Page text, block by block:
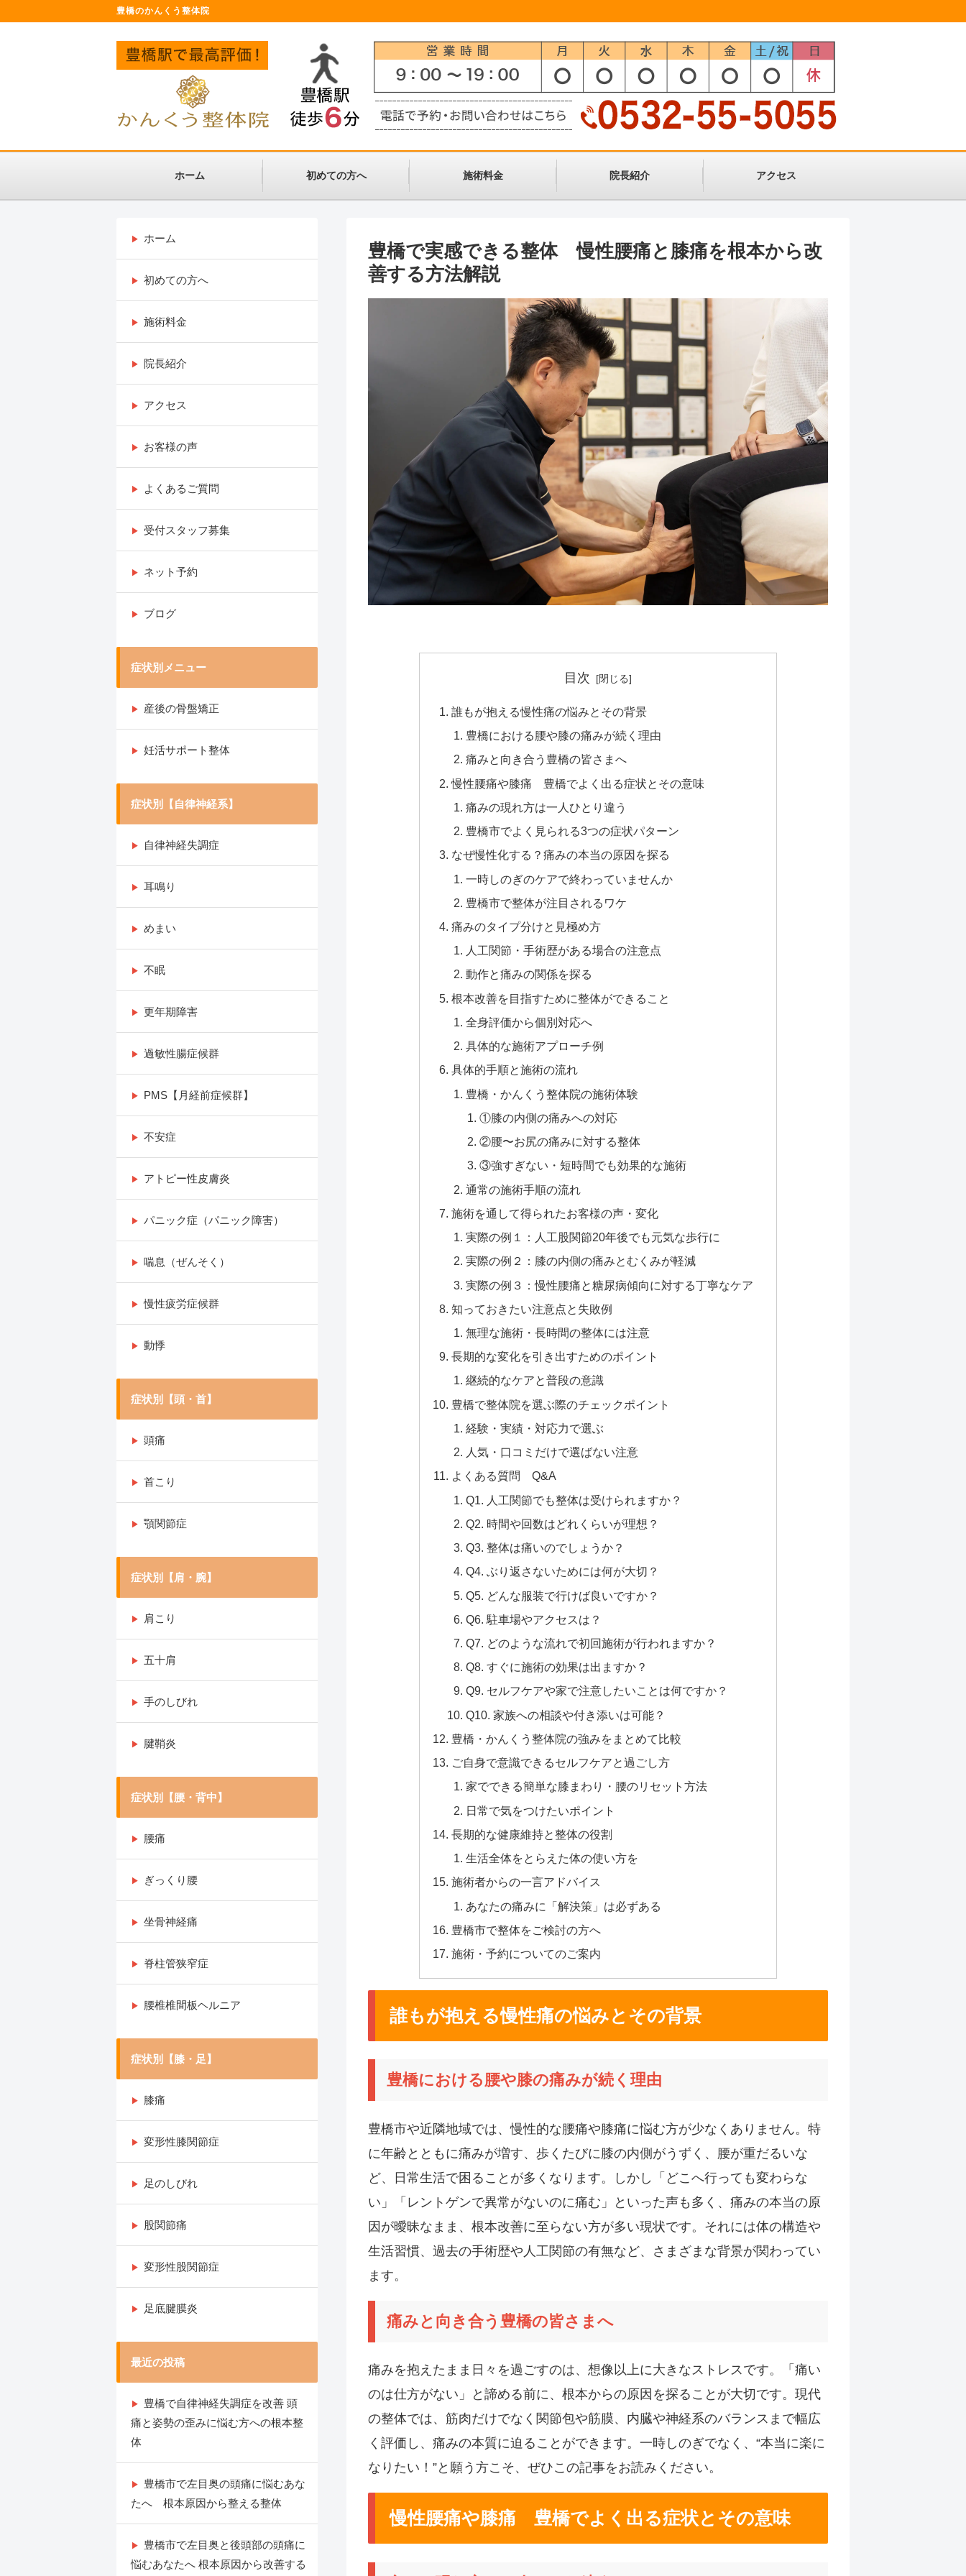
豊橋のかんくう整体院
ホーム 初めての方へ 施術料金 院長紹介 アクセス
豊橋で実感できる整体 慢性腰痛と膝痛を根本から改
善する方法解説
目次
誰もが抱える慢性痛の悩みとその背景
豊橋における腰や膝の痛みが続く理由
痛みと向き合う豊橋の皆さまへ
慢性腰痛や膝痛 豊橋でよく出る症状とその意味
痛みの現れ方は一人ひとり違う
豊橋市でよく見られる3つの症状パターン
なぜ慢性化する？痛みの本当の原因を探る
一時しのぎのケアで終わっていませんか
豊橋市で整体が注目されるワケ
痛みのタイプ分けと見極め方
人工関節・手術歴がある場合の注意点
動作と痛みの関係を探る
根本改善を目指すために整体ができること
全身評価から個別対応へ
具体的な施術アプローチ例
具体的手順と施術の流れ
豊橋・かんくう整体院の施術体験
①膝の内側の痛みへの対応
②腰〜お尻の痛みに対する整体
③強すぎない・短時間でも効果的な施術
通常の施術手順の流れ
施術を通して得られたお客様の声・変化
実際の例１：人工股関節20年後でも元気な歩行に
実際の例２：膝の内側の痛みとむくみが軽減
実際の例３：慢性腰痛と糖尿病傾向に対する丁寧なケア
知っておきたい注意点と失敗例
無理な施術・長時間の整体には注意
長期的な変化を引き出すためのポイント
継続的なケアと普段の意識
豊橋で整体院を選ぶ際のチェックポイント
経験・実績・対応力で選ぶ
人気・口コミだけで選ばない注意
よくある質問 Q&A
Q1. 人工関節でも整体は受けられますか？
Q2. 時間や回数はどれくらいが理想？
Q3. 整体は痛いのでしょうか？
Q4. ぶり返さないためには何が大切？
Q5. どんな服装で行けば良いですか？
Q6. 駐車場やアクセスは？
Q7. どのような流れで初回施術が行われますか？
Q8. すぐに施術の効果は出ますか？
Q9. セルフケアや家で注意したいことは何ですか？
Q10. 家族への相談や付き添いは可能？
豊橋・かんくう整体院の強みをまとめて比較
ご自身で意識できるセルフケアと過ごし方
家でできる簡単な膝まわり・腰のリセット方法
日常で気をつけたいポイント
長期的な健康維持と整体の役割
生活全体をとらえた体の使い方を
施術者からの一言アドバイス
あなたの痛みに「解決策」は必ずある
豊橋市で整体をご検討の方へ
施術・予約についてのご案内
誰もが抱える慢性痛の悩みとその背景
豊橋における腰や膝の痛みが続く理由
豊橋市や近隣地域では、慢性的な腰痛や膝痛に悩む方が少なくありません。特
に年齢とともに痛みが増す、歩くたびに膝の内側がうずく、腰が重だるいな
ど、日常生活で困ることが多くなります。しかし「どこへ行っても変わらな
い」「レントゲンで異常がないのに痛む」といった声も多く、痛みの本当の原
因が曖昧なまま、根本改善に至らない方が多い現状です。それには体の構造や
生活習慣、過去の手術歴や人工関節の有無など、さまざまな背景が関わってい
ます。
痛みと向き合う豊橋の皆さまへ
痛みを抱えたまま日々を過ごすのは、想像以上に大きなストレスです。「痛い
のは仕方がない」と諦める前に、根本からの原因を探ることが大切です。現代
の整体では、筋肉だけでなく関節包や筋膜、内臓や神経系のバランスまで幅広
く評価し、痛みの本質に迫ることができます。一時しのぎでなく、“本当に楽に
なりたい！”と願う方こそ、ぜひこの記事をお読みください。
慢性腰痛や膝痛 豊橋でよく出る症状とその意味
ホーム
初めての方へ
施術料金
院長紹介
アクセス
お客様の声
よくあるご質問
受付スタッフ募集
ネット予約
ブログ
症状別メニュー
産後の骨盤矯正
妊活サポート整体
症状別【自律神経系】
自律神経失調症
耳鳴り
めまい
不眠
更年期障害
過敏性腸症候群
PMS【月経前症候群】
不安症
アトピー性皮膚炎
パニック症（パニック障害）
喘息（ぜんそく）
慢性疲労症候群
動悸
症状別【頭・首】
頭痛
首こり
顎関節症
症状別【肩・腕】
肩こり
五十肩
手のしびれ
腱鞘炎
症状別【腰・背中】
腰痛
ぎっくり腰
坐骨神経痛
脊柱管狭窄症
腰椎椎間板ヘルニア
症状別【膝・足】
膝痛
変形性膝関節症
足のしびれ
股関節痛
変形性股関節症
足底腱膜炎
最近の投稿
豊橋で自律神経失調症を改善 頭
痛と姿勢の歪みに悩む方への根本整
体
豊橋市で左目奥の頭痛に悩むあな
たへ 根本原因から整える整体
豊橋市で左目奥と後頭部の頭痛に
悩むあなたへ 根本原因から改善する